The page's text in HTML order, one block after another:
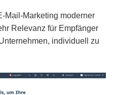
Absender echt ist und kein
verknüpft. So können
personalisiert
automatisch an das
werden.
Mail-Marketing moderner
Relevanz für Empfänger
individuell zu